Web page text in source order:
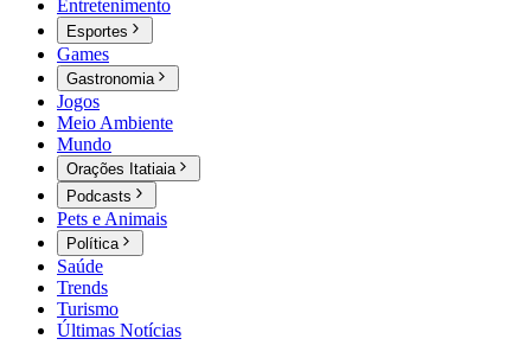
Entretenimento
Esportes
Games
Gastronomia
Jogos
Meio Ambiente
Mundo
Orações Itatiaia
Podcasts
Pets e Animais
Política
Saúde
Trends
Turismo
Últimas Notícias